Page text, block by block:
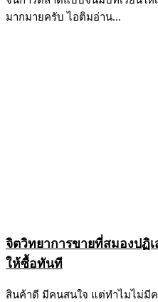
มากมายครับ ไอติมอ่าน...
จิตวิทยาการขายที่สมองปฏิ
ให้ซื้อทันที
สินค้าดี มีคนสนใจ แต่ทำไมไม่มีค